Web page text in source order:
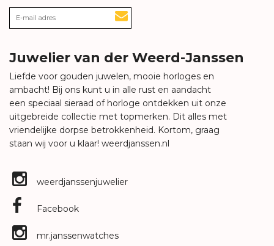
Juwelier van der Weerd-Janssen
Liefde voor gouden juwelen, mooie horloges en
ambacht! Bij ons kunt u in alle rust en aandacht
een speciaal sieraad of horloge ontdekken uit onze
uitgebreide collectie met topmerken. Dit alles met
vriendelijke dorpse betrokkenheid. Kortom, graag
staan wij voor u klaar! weerdjanssen.nl
weerdjanssenjuwelier
Facebook
mr.janssenwatches